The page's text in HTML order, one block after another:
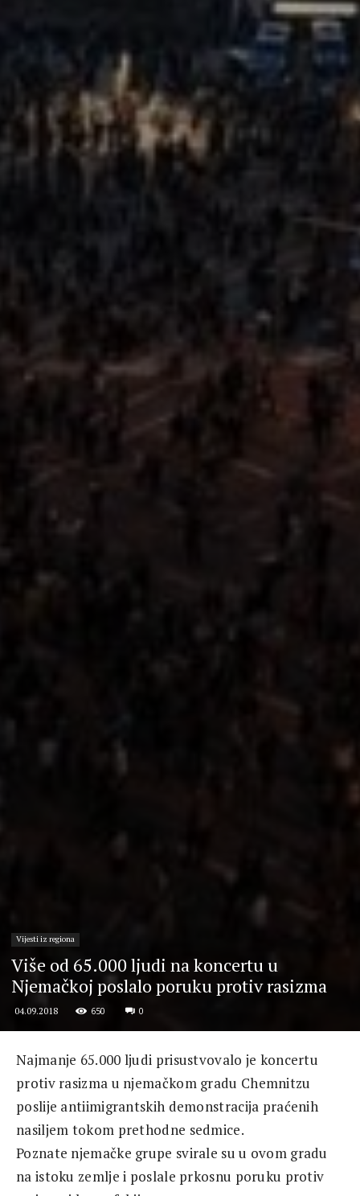
Vijesti iz regiona
Više od 65.000 ljudi na koncertu u
Njemačkoj poslalo poruku protiv rasizma
04.09.2018 650 0
Najmanje 65.000 ljudi prisustvovalo je koncertu
protiv rasizma u njemačkom gradu Chemnitzu
poslije antiimigrantskih demonstracija praćenih
nasiljem tokom prethodne sedmice.
Poznate njemačke grupe svirale su u ovom gradu
na istoku zemlje i poslale prkosnu poruku protiv